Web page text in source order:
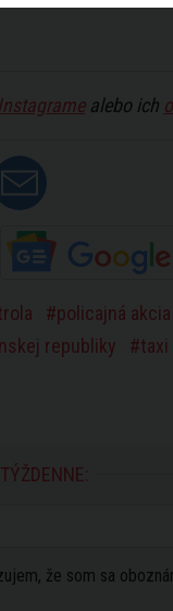
Instagramealebo ich
policajná akcia
republiky taxi
že som sa